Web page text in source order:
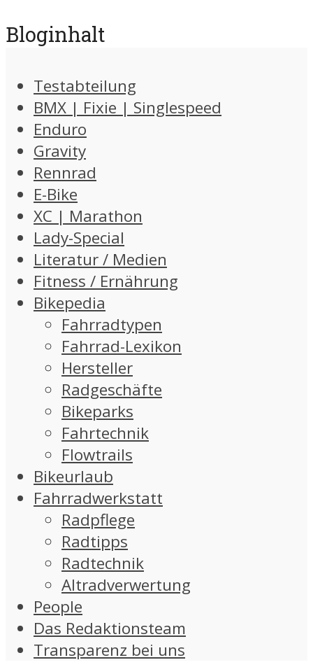
Bloginhalt
Testabteilung
BMX | Fixie | Singlespeed
Enduro
Gravity
Rennrad
E-Bike
XC | Marathon
Lady-Special
Literatur / Medien
Fitness / Ernährung
Bikepedia
Fahrradtypen
Fahrrad-Lexikon
Hersteller
Radgeschäfte
Bikeparks
Fahrtechnik
Flowtrails
Bikeurlaub
Fahrradwerkstatt
Radpflege
Radtipps
Radtechnik
Altradverwertung
People
Das Redaktionsteam
Transparenz bei uns